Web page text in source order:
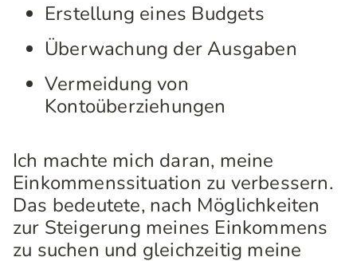
Erstellung eines Budgets
Überwachung der Ausgaben
Vermeidung von
Kontoüberziehungen
Ich machte mich daran, meine
Einkommenssituation zu verbessern.
Das bedeutete, nach Möglichkeiten
zur Steigerung meines Einkommens
zu suchen und gleichzeitig meine